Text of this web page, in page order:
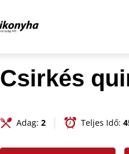
Csirkés
Adag: 2 Teljes Idő: